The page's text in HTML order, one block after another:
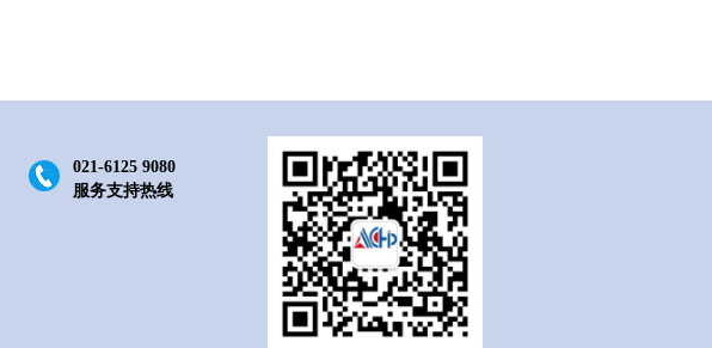
021-6125 9080
服务支持热线